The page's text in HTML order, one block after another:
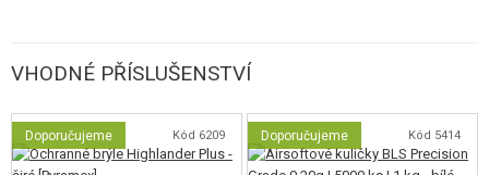
VHODNÉ PŘÍSLUŠENSTVÍ
Doporučujeme Kód 6209 Doporučujeme Kód 5414